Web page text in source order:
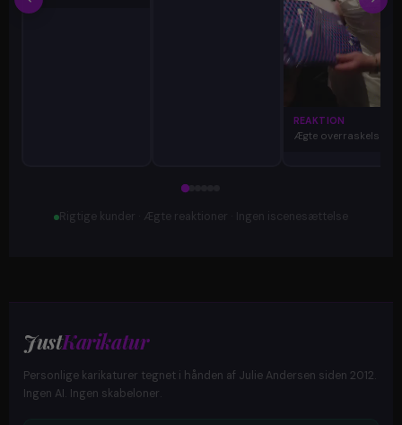
REAKTION
Ægte overraskelse
Rigtige kunder · Ægte reaktioner · Ingen iscenesættelse
JustKarikatur
Personlige karikaturer tegnet i hånden af Julie Andersen siden 2012.
Ingen AI. Ingen skabeloner.